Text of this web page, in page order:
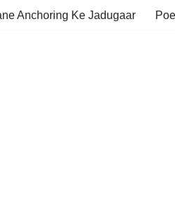
Anchoring Ke Jadugaar